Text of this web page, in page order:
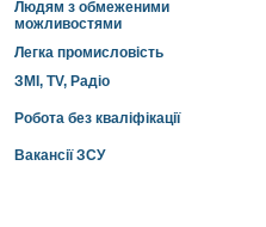
Людям з обмеженими
можливостями
Легка промисловість
ЗМІ, TV, Радіо
Робота без кваліфікації
Вакансії ЗСУ